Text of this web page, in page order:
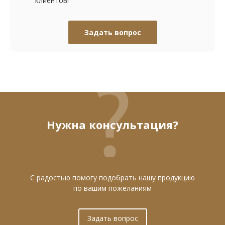
Задать вопрос
Нужна консультация?
С радостью помогу подобрать нашу продукцию
по вашим пожеланиям
Задать вопрос